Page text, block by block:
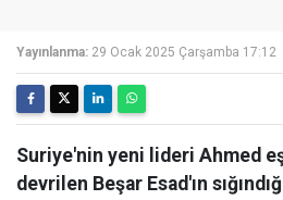
Yayınlanma: 29 Ocak 2025 Çarşamba 17:12
Suriye'nin yeni lideri Ahmed
devrilen Beşar Esad'ın